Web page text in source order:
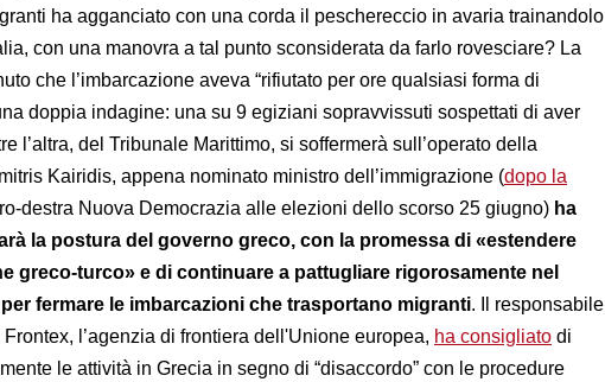
ha agganciato con una corda il peschereccio in avaria trainandolo
con una manovra a tal punto sconsiderata da farlo rovesciare? La
che l’imbarcazione aveva “rifiutato per ore qualsiasi forma di
doppia indagine: una su 9 egiziani sopravvissuti sospettati di aver
l’altra, del Tribunale Marittimo, si soffermerà sull’operato della
Kairidis, appena nominato ministro dell’immigrazione (dopo la
destra Nuova Democrazia alle elezioni dello scorso 25 giugno) ha
la postura del governo greco, con la promessa di «estendere
greco-turco» e di continuare a pattugliare rigorosamente nel
fermare le imbarcazioni che trasportano migranti. Il responsabile
l’agenzia di frontiera dell'Unione europea, ha consigliato di
le attività in Grecia in segno di “disaccordo” con le procedure